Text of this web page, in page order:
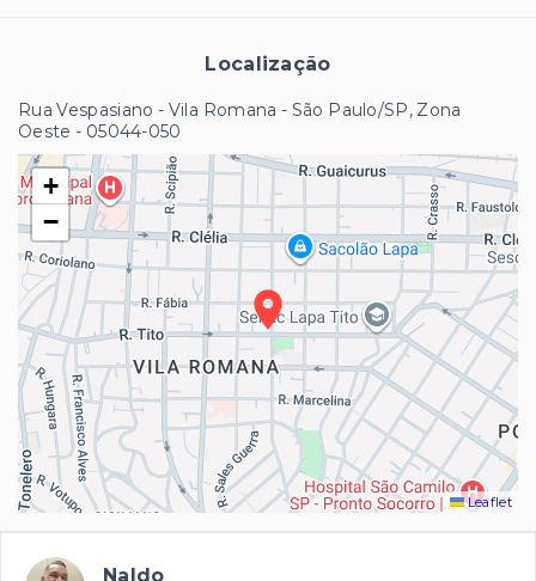
Localização
Rua Vespasiano - Vila Romana - São Paulo/SP, Zona
Oeste - 05044-050
+
−
Leaflet
Naldo